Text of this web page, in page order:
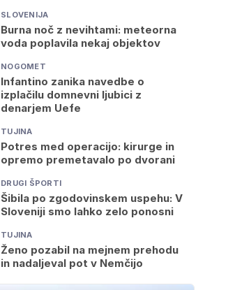
SLOVENIJA
Burna noč z nevihtami: meteorna
voda poplavila nekaj objektov
NOGOMET
Infantino zanika navedbe o
izplačilu domnevni ljubici z
denarjem Uefe
TUJINA
Potres med operacijo: kirurge in
opremo premetavalo po dvorani
DRUGI ŠPORTI
Šibila po zgodovinskem uspehu: V
Sloveniji smo lahko zelo ponosni
TUJINA
Ženo pozabil na mejnem prehodu
in nadaljeval pot v Nemčijo